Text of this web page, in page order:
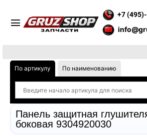
+7
По артикулу По наименованию
Панeль защитная
боковая 9304920030